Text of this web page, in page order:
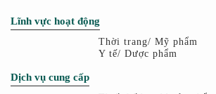
Lĩnh vực hoạt động
Thời trang/ Mỹ phẩm
Y tế/ Dược phẩm
Dịch vụ cung cấp